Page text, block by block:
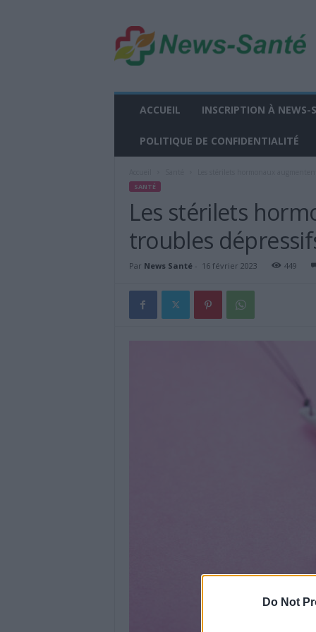
Do Not
w
s
ACCUEIL INSCRIPTION À NEWS-
POLITIQUE DE CONFIDENTIALITÉ
SANTÉ
Les stérilets
troubles
Par News Santé- 16 février 2023 449